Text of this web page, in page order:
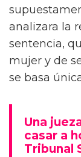
analizara la
sentencia,
mujer y de
se basa
Una
casar a
Tribunal